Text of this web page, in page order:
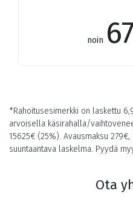
noin
*Rahoitusesimerkki on laskettu
arvoisella käsirahalla/
15625€ (25%). Avausmaksu
suuntaantava laskelma. Pyydä
Ota